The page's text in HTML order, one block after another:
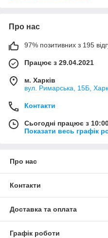
Про нас
97% позитивних з 195
Працює з 29.04.2021
м. Харків
вул. Римарська, 15Б,
Контакти
Сьогодні працює з
Показати весь графік
Про нас
Контакти
Доставка та оплата
Графік роботи